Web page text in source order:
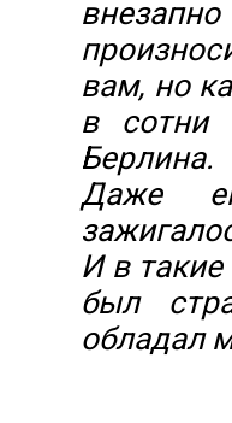
вам, но
в сотни
Даже
И в такие
был
обладал